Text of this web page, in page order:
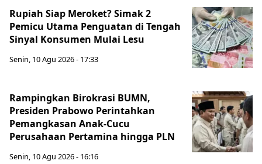
Rupiah Siap Meroket? Simak 2
Pemicu Utama Penguatan di Tengah
Sinyal Konsumen Mulai Lesu
Senin, 10 Agu 2026 - 17:33
Rampingkan Birokrasi BUMN,
Presiden Prabowo Perintahkan
Pemangkasan Anak-Cucu
Perusahaan Pertamina hingga PLN
Senin, 10 Agu 2026 - 16:16